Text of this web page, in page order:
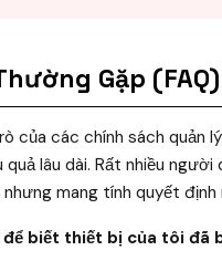
Gặp
của các chính sách quản
lâu dài. Rất nhiều
mang tính quyết định
để biết thiết bị của tôi đã